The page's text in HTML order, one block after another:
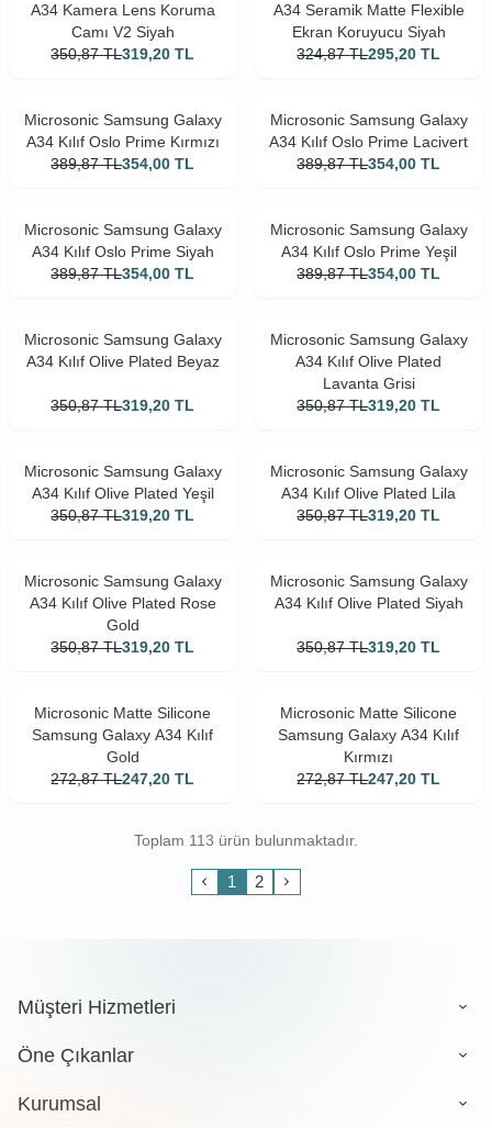
A34 Kamera Lens Koruma
Camı V2 Siyah
350,87 TL319,20 TL
A34 Seramik Matte Flexible
Ekran Koruyucu Siyah
324,87 TL295,20 TL
Microsonic Samsung Galaxy
A34 Kılıf Oslo Prime Kırmızı
389,87 TL354,00 TL
Microsonic Samsung Galaxy
A34 Kılıf Oslo Prime Lacivert
389,87 TL354,00 TL
Microsonic Samsung Galaxy
A34 Kılıf Oslo Prime Siyah
389,87 TL354,00 TL
Microsonic Samsung Galaxy
A34 Kılıf Oslo Prime Yeşil
389,87 TL354,00 TL
Microsonic Samsung Galaxy
A34 Kılıf Olive Plated Beyaz
350,87 TL319,20 TL
Microsonic Samsung Galaxy
A34 Kılıf Olive Plated
Lavanta Grisi
350,87 TL319,20 TL
Microsonic Samsung Galaxy
A34 Kılıf Olive Plated Yeşil
350,87 TL319,20 TL
Microsonic Samsung Galaxy
A34 Kılıf Olive Plated Lila
350,87 TL319,20 TL
Microsonic Samsung Galaxy
A34 Kılıf Olive Plated Rose
Gold
350,87 TL319,20 TL
Microsonic Samsung Galaxy
A34 Kılıf Olive Plated Siyah
350,87 TL319,20 TL
Microsonic Matte Silicone
Samsung Galaxy A34 Kılıf
Gold
272,87 TL247,20 TL
Microsonic Matte Silicone
Samsung Galaxy A34 Kılıf
Kırmızı
272,87 TL247,20 TL
Toplam 113 ürün bulunmaktadır.
1 2
Müşteri Hizmetleri
Öne Çıkanlar
Kurumsal